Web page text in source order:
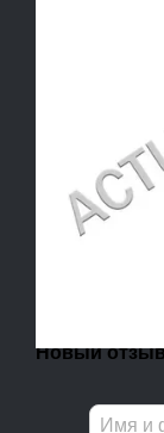
Новый